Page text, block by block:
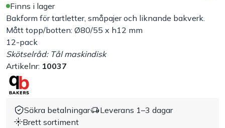
Råvaruhantering & lagring
Maskiner & apparater
Finns i lager
Bakform för tartletter, småpajer och liknande bakverk.
Mått topp/botten: Ø80/55 x h12 mm
12-pack
Skötselråd: Tål maskindisk
Artikelnr: 10037
Säkra betalningar
Leverans 1–3 dagar
Brett sortiment